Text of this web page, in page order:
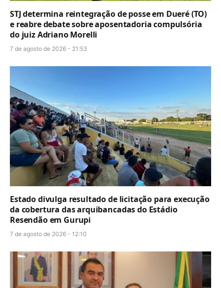
STJ determina reintegração de posse em Dueré (TO)
e reabre debate sobre aposentadoria compulsória
do juiz Adriano Morelli
7 de agosto de 2026 - 21:53
Estado divulga resultado de licitação para execução
da cobertura das arquibancadas do Estádio
Resendão em Gurupi
7 de agosto de 2026 - 12:10